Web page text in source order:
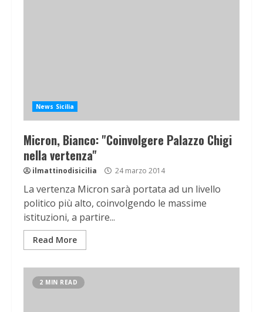
News Sicilia
Micron, Bianco: "Coinvolgere Palazzo Chigi
nella vertenza"
ilmattinodisicilia 24 marzo 2014
La vertenza Micron sarà portata ad un livello
politico più alto, coinvolgendo le massime
istituzioni, a partire...
Read More
2 MIN READ